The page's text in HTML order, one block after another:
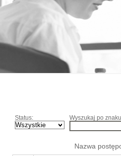
Status: Wyszukaj po
Nazwa